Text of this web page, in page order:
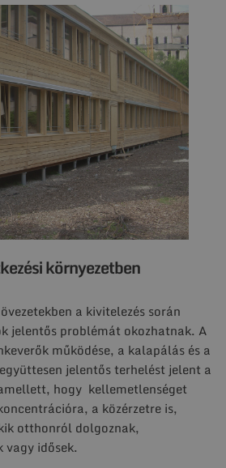
környezetben
a kivitelezés során
jelentős problémát okozhatnak. A
működése, a kalapálás és a
jelentős terhelést jelent a
hogy kellemetlenséget
a közérzetre is,
otthonról dolgoznak,
vagy idősek.